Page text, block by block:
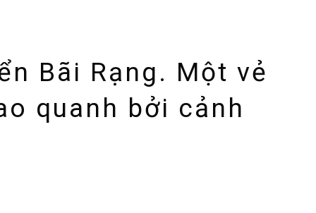
Bãi Rạng. Một vẻ
quanh bởi cảnh